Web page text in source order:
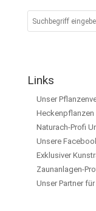
Links
Unser
Heckenpflanzen
Naturach-Profi
Unsere
Exklusiver
Zaunanlagen-
Unser Partner